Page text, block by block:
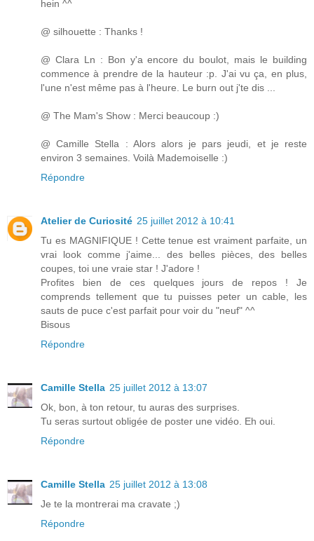
hein ^^
@ silhouette : Thanks !
@ Clara Ln : Bon y'a encore du boulot, mais le building
commence à prendre de la hauteur :p. J'ai vu ça, en plus,
l'une n'est même pas à l'heure. Le burn out j'te dis ...
@ The Mam's Show : Merci beaucoup :)
@ Camille Stella : Alors alors je pars jeudi, et je reste
environ 3 semaines. Voilà Mademoiselle :)
Répondre
Atelier de Curiosité 25 juillet 2012 à 10:41
Tu es MAGNIFIQUE ! Cette tenue est vraiment parfaite, un
vrai look comme j'aime... des belles pièces, des belles
coupes, toi une vraie star ! J'adore !
Profites bien de ces quelques jours de repos ! Je
comprends tellement que tu puisses peter un cable, les
sauts de puce c'est parfait pour voir du "neuf" ^^
Bisous
Répondre
Camille Stella 25 juillet 2012 à 13:07
Ok, bon, à ton retour, tu auras des surprises.
Tu seras surtout obligée de poster une vidéo. Eh oui.
Répondre
Camille Stella 25 juillet 2012 à 13:08
Je te la montrerai ma cravate ;)
Répondre